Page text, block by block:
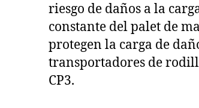
riesgo de daños a la
constante del palet de
protegen la carga de
transportadores de
CP3.